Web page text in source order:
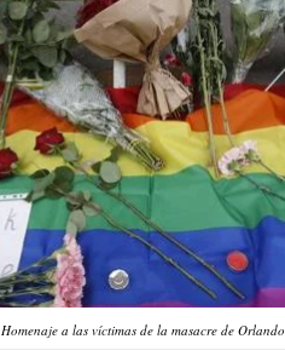
Homenaje a las víctimas de la masacre de